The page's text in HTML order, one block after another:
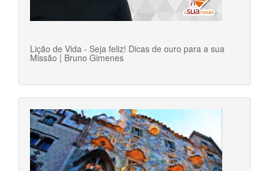
Lição de Vida - Seja feliz! Dicas de ouro para a sua
Missão | Bruno Gimenes